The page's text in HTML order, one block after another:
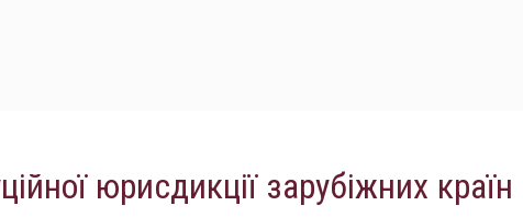
юрисдикції зарубіжних країн